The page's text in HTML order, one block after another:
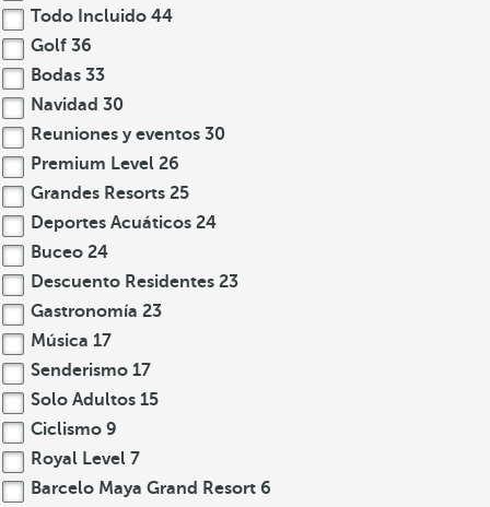
Todo Incluido 44
Golf 36
Bodas 33
Navidad 30
Reuniones y eventos 30
Premium Level 26
Grandes Resorts 25
Deportes Acuáticos 24
Buceo 24
Descuento Residentes 23
Gastronomía 23
Música 17
Senderismo 17
Solo Adultos 15
Ciclismo 9
Royal Level 7
Barcelo Maya Grand Resort 6